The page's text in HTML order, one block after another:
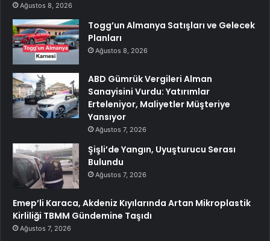
Ağustos 8, 2026
Togg’un Almanya Satışları ve Gelecek
Planları
Ağustos 8, 2026
ABD Gümrük Vergileri Alman
Sanayisini Vurdu: Yatırımlar
Erteleniyor, Maliyetler Müşteriye
Yansıyor
Ağustos 7, 2026
Şişli’de Yangın, Uyuşturucu Serası
Bulundu
Ağustos 7, 2026
Emep’li Karaca, Akdeniz Kıyılarında Artan Mikroplastik
Kirliliği TBMM Gündemine Taşıdı
Ağustos 7, 2026